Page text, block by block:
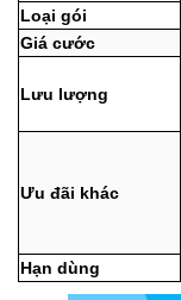
Loại gói
Giá cước
Lưu lượng
Ưu đãi khác
Hạn dùng